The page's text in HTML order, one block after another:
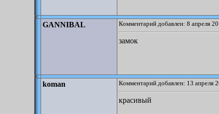
GANNIBAL Комментарий добавлен: 8 апреля
замок
koman Комментарий добавлен: 13 апреля
красивый